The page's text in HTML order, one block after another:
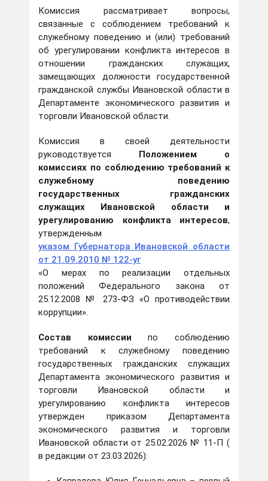
Комиссия рассматривает вопросы,
связанные с соблюдением требований к
служебному поведению и (или) требований
об урегулировании конфликта интересов в
отношении гражданских служащих,
замещающих должности государственной
гражданской службы Ивановской области в
Департаменте экономического развития и
торговли Ивановской области.
Комиссия в своей деятельности
руководствуется Положением о
комиссиях по соблюдению требований к
служебному поведению
государственных гражданских
служащих Ивановской области и
урегулированию конфликта интересов,
утвержденным
указом Губернатора Ивановской области
от 21.09.2010 № 122-уг
«О мерах по реализации отдельных
положений Федерального закона от
25.12.2008 № 273-ФЗ «О противодействии
коррупции».
Состав комиссии по соблюдению
требований к служебному поведению
государственных гражданских служащих
Департамента экономического развития и
торговли Ивановской области и
урегулированию конфликта интересов
утвержден приказом Департамента
экономического развития и торговли
Ивановской области от 25.02.2026 № 11-П (
в редакции от 23.03.2026):